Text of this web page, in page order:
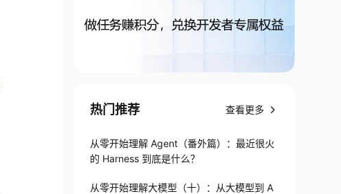
热门推荐 查看更多
从零开始理解 Agent（番外篇）：最近很火
的 Harness 到底是什么？
从零开始理解大模型（十）：从大模型到 A